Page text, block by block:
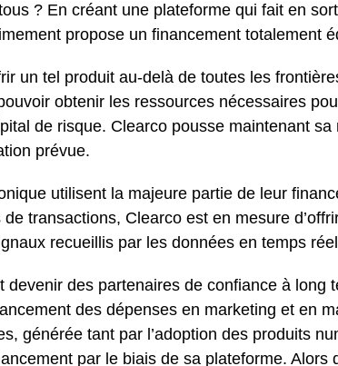
? En créant une plateforme qui fait en
propose un financement totalement
un tel produit au-delà de toutes les
obtenir les ressources nécessaires
de risque. Clearco pousse maintenant
prévue.
utilisent la majeure partie de leur
transactions, Clearco est en mesure
recueillis par les données en temps
des partenaires de confiance à
des dépenses en marketing et en
générée tant par l’adoption des produits
par le biais de sa plateforme.